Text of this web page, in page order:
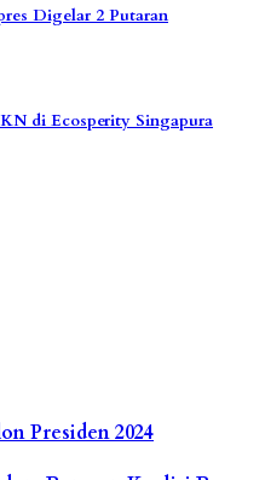
Digelar 2 Putaran
di Ecosperity Singapura
Presiden 2024